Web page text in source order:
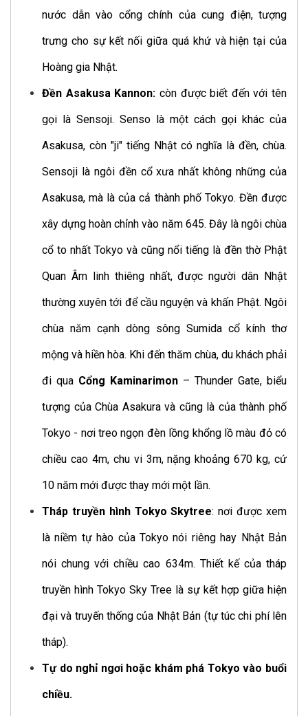
nước dẫn vào cổng chính của cung điện, tượng
trưng cho sự kết nối giữa quá khứ và hiện tại của
Hoàng gia Nhật.
Đền Asakusa Kannon: còn được biết đến với tên
gọi là Sensoji. Senso là một cách gọi khác của
Asakusa, còn "ji" tiếng Nhật có nghĩa là đền, chùa.
Sensoji là ngôi đền cổ xưa nhất không những của
Asakusa, mà là của cả thành phố Tokyo. Đền được
xây dựng hoàn chỉnh vào năm 645. Đây là ngôi chùa
cổ to nhất Tokyo và cũng nổi tiếng là đền thờ Phật
Quan Âm linh thiêng nhất, được người dân Nhật
thường xuyên tới để cầu nguyện và khấn Phật. Ngôi
chùa năm cạnh dòng sông Sumida cổ kính thơ
mộng và hiền hòa. Khi đến thăm chùa, du khách phải
đi qua Cổng Kaminarimon – Thunder Gate, biểu
tượng của Chùa Asakura và cũng là của thành phố
Tokyo - nơi treo ngọn đèn lồng khổng lồ màu đỏ có
chiều cao 4m, chu vi 3m, nặng khoảng 670 kg, cứ
10 năm mới được thay mới một lần.
Tháp truyền hình Tokyo Skytree: nơi được xem
là niềm tự hào của Tokyo nói riêng hay Nhật Bản
nói chung với chiều cao 634m. Thiết kế của tháp
truyền hình Tokyo Sky Tree là sự kết hợp giữa hiện
đại và truyến thống của Nhật Bản (tự túc chi phí lên
tháp).
Tự do nghỉ ngơi hoặc khám phá Tokyo vào buổi
chiều.